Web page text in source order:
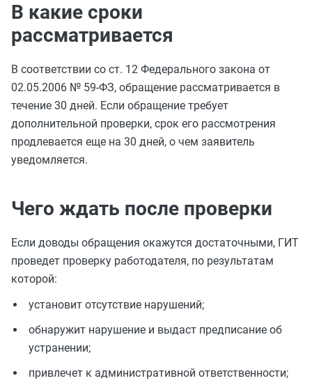
В какие сроки
рассматривается
В соответствии со ст. 12 Федерального закона от
02.05.2006 № 59-ФЗ, обращение рассматривается в
течение 30 дней. Если обращение требует
дополнительной проверки, срок его рассмотрения
продлевается еще на 30 дней, о чем заявитель
уведомляется.
Чего ждать после проверки
Если доводы обращения окажутся достаточными, ГИТ
проведет проверку работодателя, по результатам
которой:
установит отсутствие нарушений;
обнаружит нарушение и выдаст предписание об
устранении;
привлечет к административной ответственности;